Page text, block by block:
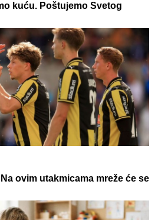
kuću. Poštujemo Svetog
ovim utakmicama mreže će se